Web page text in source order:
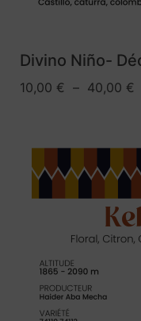
Divino Niño-
10,00 € – 40,00 €